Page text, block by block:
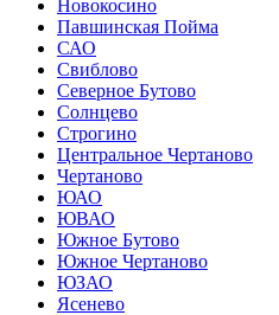
Новокосино
Павшинская Пойма
САО
Свиблово
Северное Бутово
Солнцево
Строгино
Центральное Чертаново
Чертаново
ЮАО
ЮВАО
Южное Бутово
Южное Чертаново
ЮЗАО
Ясенево